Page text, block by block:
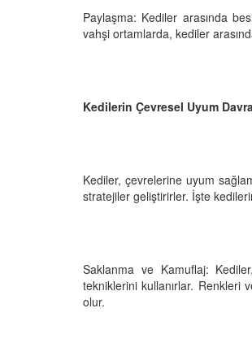
Paylaşma: Kediler arasında
vahşi ortamlarda, kediler
Kedilerin Çevresel Uyum
Kediler, çevrelerine uyum
stratejiler geliştirirler. İşte
Saklanma ve Kamuflaj:
tekniklerini kullanırlar. Renkleri
olur.